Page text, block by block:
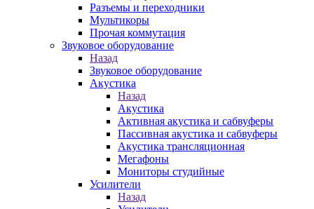
Разъемы и переходники
Мультикоры
Прочая коммутация
Звуковое оборудование
Назад
Звуковое оборудование
Акустика
Назад
Акустика
Активная акустика и сабвуферы
Пассивная акустика и сабвуферы
Акустика трансляционная
Мегафоны
Мониторы студийные
Усилители
Назад